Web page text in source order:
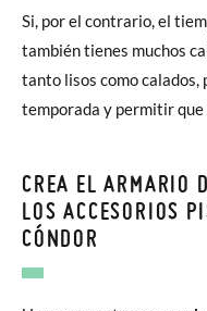
Si, por el contrario, el
también tienes muchos
tanto lisos como calados,
temporada y permitir
CREA EL ARMARIO
LOS ACCESORIOS
CÓNDOR